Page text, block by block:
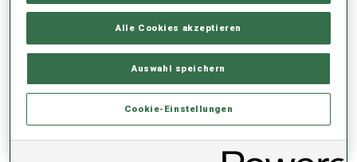
PERFORMANCE TREND
KEINE DATEN VORHANDEN
Alle Cookies akzeptieren
Auswahl speichern
Cookie-Einstellungen